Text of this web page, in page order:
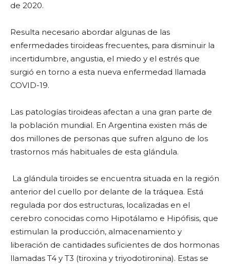
de 2020.
Resulta necesario abordar algunas de las
enfermedades tiroideas frecuentes, para disminuir la
incertidumbre, angustia, el miedo y el estrés que
surgió en torno a esta nueva enfermedad llamada
COVID-19.
Las patologías tiroideas afectan a una gran parte de
la población mundial. En Argentina existen más de
dos millones de personas que sufren alguno de los
trastornos más habituales de esta glándula.
La glándula tiroides se encuentra situada en la región
anterior del cuello por delante de la tráquea. Está
regulada por dos estructuras, localizadas en el
cerebro conocidas como Hipotálamo e Hipófisis, que
estimulan la producción, almacenamiento y
liberación de cantidades suficientes de dos hormonas
llamadas T4 y T3 (tiroxina y triyodotironina). Estas se